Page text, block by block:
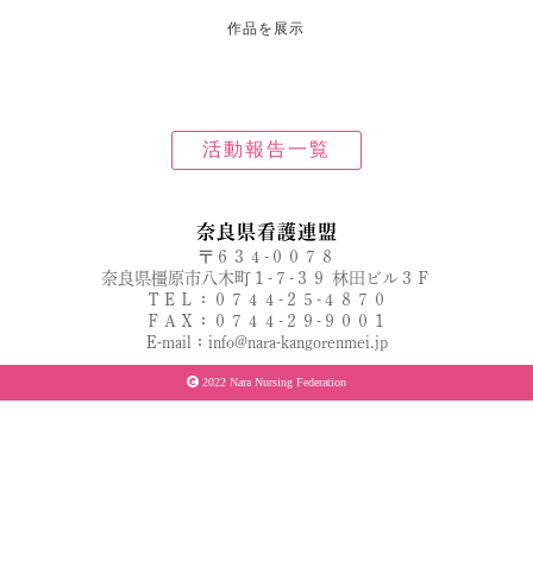
作品を展示
活動報告一覧
奈良県看護連盟
〒６３４-００７８
奈良県橿原市八木町１-７-３９ 林田ビル３Ｆ
ＴＥＬ：０７４４-２５-４８７０
ＦＡＸ：０７４４-２９-９００１
E-mail：info@nara-kangorenmei.jp
2022 Nara Nursing Federation